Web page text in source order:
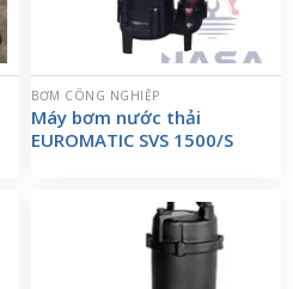
BƠM CÔNG NGHIỆP
Máy bơm nước thải
EUROMATIC SVS 1500/S